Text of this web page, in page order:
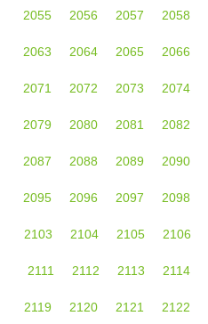
2055 2056 2057 2058
2063 2064 2065 2066
2071 2072 2073 2074
2079 2080 2081 2082
2087 2088 2089 2090
2095 2096 2097 2098
2103 2104 2105 2106
2111 2112 2113 2114
2119 2120 2121 2122